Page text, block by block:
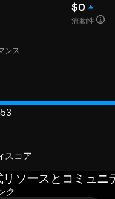
$0
流動性
ンス
スコア
ソースとコミュニ
ク